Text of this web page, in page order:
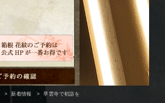
> 新着情報 > 早雲寺で初詣を